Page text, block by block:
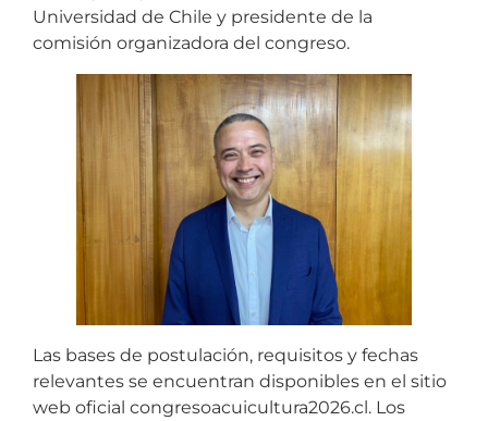
Universidad de Chile y presidente de la
comisión organizadora del congreso.
Las bases de postulación, requisitos y fechas
relevantes se encuentran disponibles en el sitio
web oficial congresoacuicultura2026.cl. Los